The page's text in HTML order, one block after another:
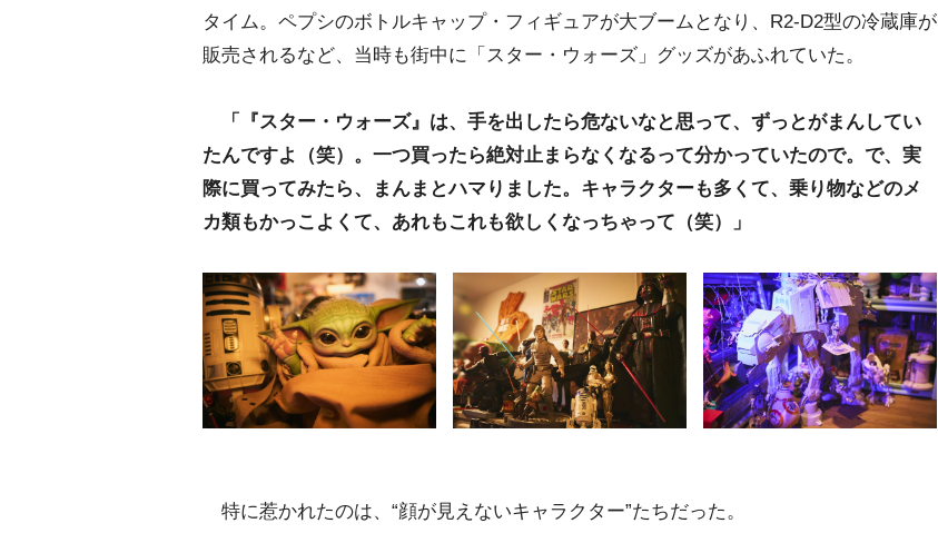
タイム。ペプシのボトルキャップ・フィギュアが大ブームとなり、R2-D2型の冷蔵庫が
販売されるなど、当時も街中に「スター・ウォーズ」グッズがあふれていた。
「『スター・ウォーズ』は、手を出したら危ないなと思って、ずっとがまんしてい
たんですよ（笑）。一つ買ったら絶対止まらなくなるって分かっていたので。で、実
際に買ってみたら、まんまとハマりました。キャラクターも多くて、乗り物などのメ
カ類もかっこよくて、あれもこれも欲しくなっちゃって（笑）」
特に惹かれたのは、“顔が見えないキャラクター”たちだった。